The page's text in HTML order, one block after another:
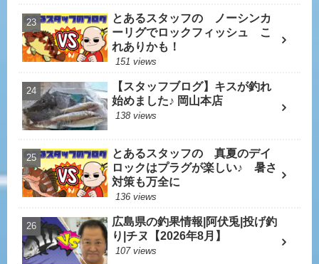
とあるスタッフの ノーシンカ
ーリグでロックフィッシュ こ
れありかも！
151 views
【スタッフブログ】キスが釣れ
始めました♪ 岡山本店
138 views
とあるスタッフの 真夏のデイ
ロックはプラグが楽しい♪ 暑さ
対策も万全に
136 views
広島県の釣果情報|阿伏兎|投げ釣
り|チヌ【2026年8月】
107 views